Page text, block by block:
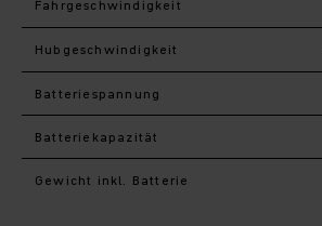
Fahr­geschwindigkeit
Hub­geschwindigkeit
Batteriespannung
Batteriekapazität
Gewicht inkl. Batterie